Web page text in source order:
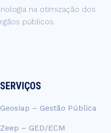
na otimização dos
públicos.
SERVIÇOS
Geosiap – Gestão Pública
Zeep – GED/ECM